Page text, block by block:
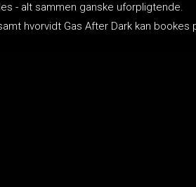
- alt sammen ganske uforpligtende.
hvorvidt Gas After Dark kan bookes